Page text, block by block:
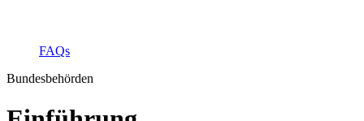
FAQs
Bundesbehörden